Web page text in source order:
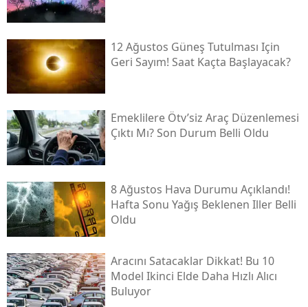
12 Ağustos Güneş Tutulması Için
Geri Sayım! Saat Kaçta Başlayacak?
Emeklilere Ötv’siz Araç Düzenlemesi
Çıktı Mı? Son Durum Belli Oldu
8 Ağustos Hava Durumu Açıklandı!
Hafta Sonu Yağış Beklenen Iller Belli
Oldu
Aracını Satacaklar Dikkat! Bu 10
Model Ikinci Elde Daha Hızlı Alıcı
Buluyor